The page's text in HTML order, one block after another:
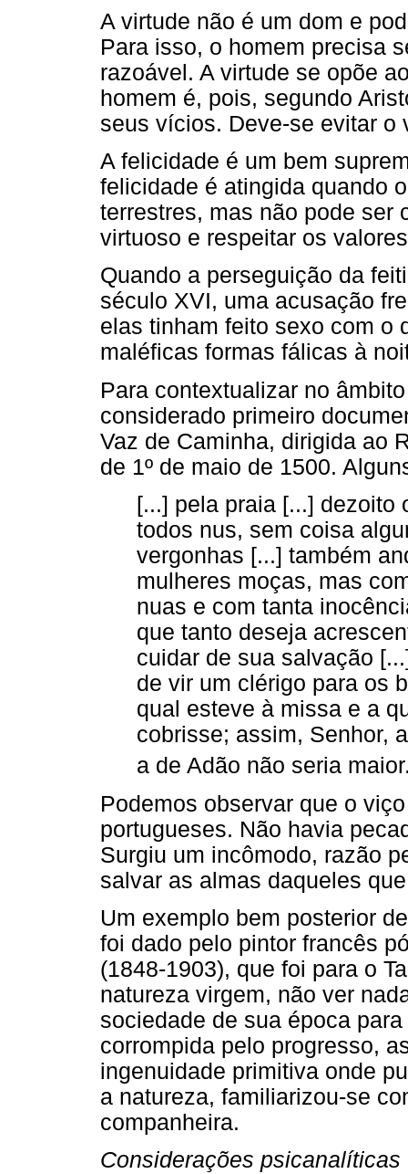
A virtude não é um dom e
Para isso, o homem precisa
razoável. A virtude se opõe
homem é, pois, segundo
seus vícios. Deve-se evitar o
A felicidade é um bem
felicidade é atingida quando
terrestres, mas não pode ser
virtuoso e respeitar os
Quando a perseguição da
século XVI, uma acusação
elas tinham feito sexo com o
maléficas formas fálicas à
Para contextualizar no
considerado primeiro
Vaz de Caminha, dirigida ao
de 1º de maio de 1500.
[...] pela praia [...] dezoito
todos nus, sem coisa
vergonhas [...] também
mulheres moças, mas
nuas e com tanta
que tanto deseja
cuidar de sua salvação
de vir um clérigo para os
qual esteve à missa e a
cobrisse; assim, Senhor,
a de Adão não seria
Podemos observar que o
portugueses. Não havia
Surgiu um incômodo, razão
salvar as almas daqueles
Um exemplo bem posterior
foi dado pelo pintor francês
(1848-1903), que foi para o
natureza virgem, não ver
sociedade de sua época
corrompida pelo progresso,
ingenuidade primitiva onde
a natureza, familiarizou-se
companheira.
Considerações psicanalíticas